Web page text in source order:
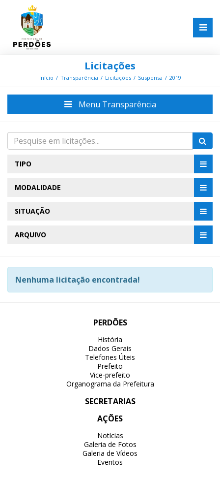
Licitações
Início Transparência Licitações Suspensa 2019
Menu Transparência
TIPO
MODALIDADE
SITUAÇÃO
ARQUIVO
Nenhuma licitação encontrada!
PERDÕES
História
Dados Gerais
Telefones Úteis
Prefeito
Vice-prefeito
Organograma da Prefeitura
SECRETARIAS
AÇÕES
Notícias
Galeria de Fotos
Galeria de Vídeos
Eventos